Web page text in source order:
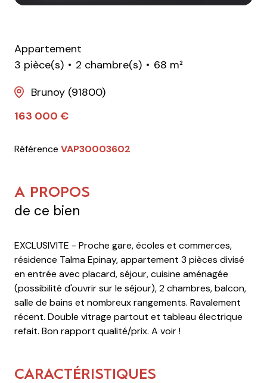
Appartement
3 pièce(s)
2 chambre(s)
68 m²
Brunoy (91800)
163 000 €
Référence VAP30003602
A PROPOS
de ce bien
EXCLUSIVITE - Proche gare, écoles et commerces,
résidence Talma Epinay, appartement 3 pièces divisé
en entrée avec placard, séjour, cuisine aménagée
(possibilité d'ouvrir sur le séjour), 2 chambres, balcon,
salle de bains et nombreux rangements. Ravalement
récent. Double vitrage partout et tableau électrique
refait. Bon rapport qualité/prix. A voir !
CARACTÉRISTIQUES